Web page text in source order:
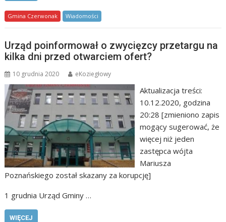
Gmina Czerwonak Wiadomości
Urząd poinformował o zwycięzcy przetargu na
kilka dni przed otwarciem ofert?
10 grudnia 2020 eKoziegłowy
Aktualizacja treści:
10.12.2020, godzina
20:28 [zmieniono zapis
mogący sugerować, że
więcej niż jeden
zastępca wójta
Mariusza
Poznańskiego został skazany za korupcję]
1 grudnia Urząd Gminy …
WIĘCEJ